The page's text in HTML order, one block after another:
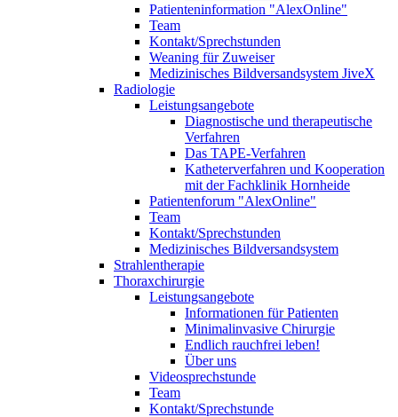
Patienteninformation "AlexOnline"
Team
Kontakt/Sprechstunden
Weaning für Zuweiser
Medizinisches Bildversandsystem JiveX
Radiologie
Leistungsangebote
Diagnostische und therapeutische
Verfahren
Das TAPE-Verfahren
Katheterverfahren und Kooperation
mit der Fachklinik Hornheide
Patientenforum "AlexOnline"
Team
Kontakt/Sprechstunden
Medizinisches Bildversandsystem
Strahlentherapie
Thoraxchirurgie
Leistungsangebote
Informationen für Patienten
Minimalinvasive Chirurgie
Endlich rauchfrei leben!
Über uns
Videosprechstunde
Team
Kontakt/Sprechstunde